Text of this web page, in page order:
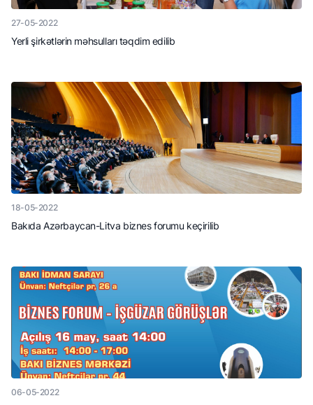
27-05-2022
Yerli şirkətlərin məhsulları təqdim edilib
18-05-2022
Bakıda Azərbaycan-Litva biznes forumu keçirilib
06-05-2022